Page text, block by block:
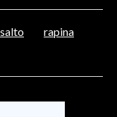
rapina